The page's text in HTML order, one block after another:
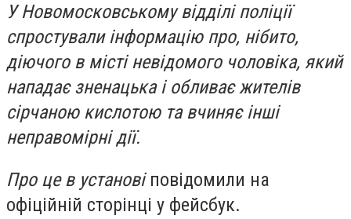
У Новомосковському відділі поліції
спростували інформацію про, нібито,
діючого в місті невідомого чоловіка, який
нападає зненацька і обливає жителів
сірчаною кислотою та вчиняє інші
неправомірні дії.
Про це в установіповідомили на
офіційній сторінці у фейсбук.